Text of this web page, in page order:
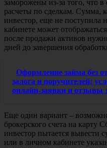
заморожены из-за того, что
расчеты по сделкам. Сумма,
инвестор, еще не поступила
кабинете может
после продажи активов
дней до завершения
Оформление займа без
залога и поручителей:
онлайн-заявки и отзывы
Еще один вариант –
брокерского счета на карту
инвестор пытается вывести
или в личном кабинете